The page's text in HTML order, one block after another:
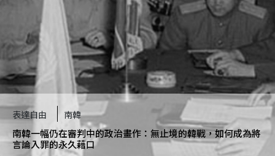
表達自由 南韓
南韓一幅仍在審判中的政治畫作：無止境的韓戰，如何成為將
言論入罪的永久藉口